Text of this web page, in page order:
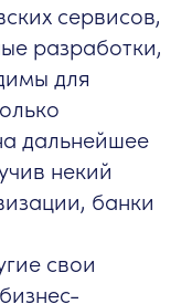
сервисов,
разработки,
для
дальнейшее
некий
банки
свои